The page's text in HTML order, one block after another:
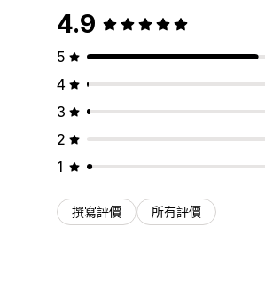
4.9
5
4
3
2
1
撰寫評價 所有評價